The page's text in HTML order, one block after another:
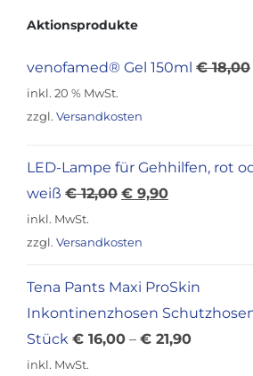
Aktionsprodukte
venofamed® Gel 150ml €18,00
inkl. 20 % MwSt.
zzgl. Versandkosten
LED-Lampe für Gehhilfen, rot
weiß €12,00 Ursprünglicher
war:
€ 9,90Aktueller
inkl. MwSt.
zzgl. Versandkosten
Tena Pants Maxi ProSkin
Inkontinenzhosen
Stück € 16,00 – € 21,90
inkl. MwSt.